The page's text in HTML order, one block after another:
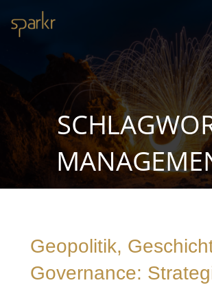
Inhalt
springen
Leadership
Geopolitik,
Governance: